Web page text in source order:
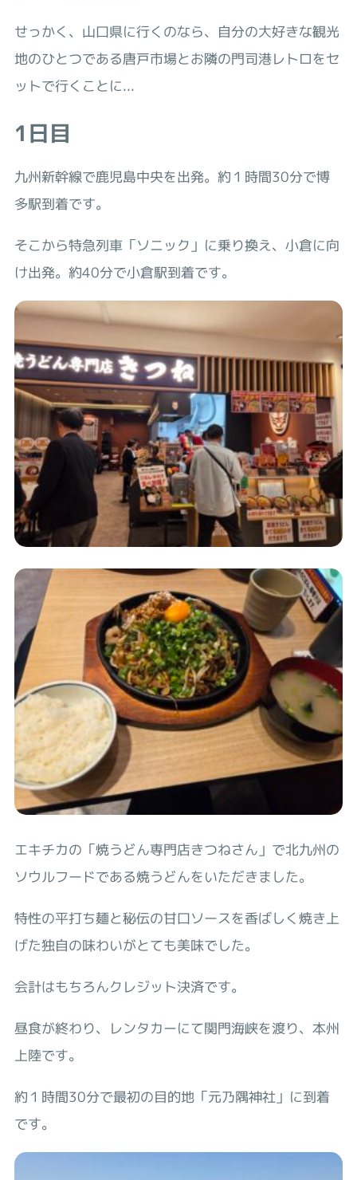
せっかく、山口県に行くのなら、自分の大好きな観光
地のひとつである唐戸市場とお隣の門司港レトロをセ
ットで行くことに...
1日目
九州新幹線で鹿児島中央を出発。約１時間30分で博
多駅到着です。
そこから特急列車「ソニック」に乗り換え、小倉に向
け出発。約40分で小倉駅到着です。
エキチカの「焼うどん専門店きつねさん」で北九州の
ソウルフードである焼うどんをいただきました。
特性の平打ち麺と秘伝の甘口ソースを香ばしく焼き上
げた独自の味わいがとても美味でした。
会計はもちろんクレジット決済です。
昼食が終わり、レンタカーにて関門海峡を渡り、本州
上陸です。
約１時間30分で最初の目的地「元乃隅神社」に到着
です。